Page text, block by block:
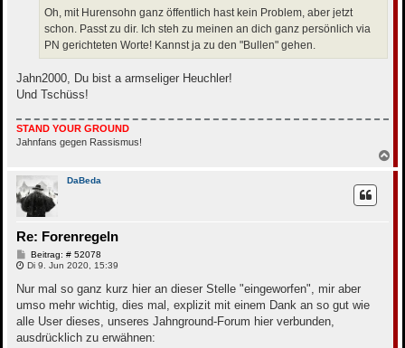
Oh, mit Hurensohn ganz öffentlich hast kein Problem, aber jetzt
schon. Passt zu dir. Ich steh zu meinen an dich ganz persönlich via
PN gerichteten Worte! Kannst ja zu den "Bullen" gehen.
Jahn2000, Du bist a armseliger Heuchler!
Und Tschüss!
STAND YOUR GROUND
Jahnfans gegen Rassismus!
a
DaBeda
Re: Forenregeln
Beitrag: # 52078B
e
t
a
Di 9. Jun 2020, 15:39
Nur mal so ganz kurz hier an dieser Stelle "eingeworfen", mir aber
umso mehr wichtig, dies mal, explizit mit einem Dank an so gut wie
alle User dieses, unseres Jahnground-Forum hier verbunden,
ausdrücklich zu erwähnen: